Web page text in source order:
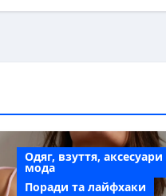
Одяг, взуття, аксесуари
мода
Поради та лайфхаки